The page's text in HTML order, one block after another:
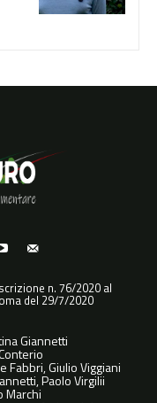
n. 76/2020 al
del 29/7/2020
Giannetti
Fabbri, Giulio Viggiani
Paolo Virgilii
Marchi